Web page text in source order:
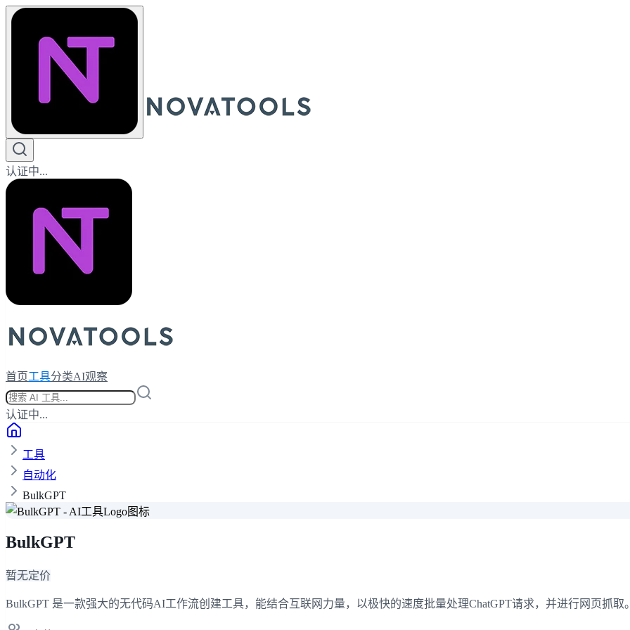
认证中...
首页工具分类AI观察
认证中...
工具
自动化
BulkGPT
BulkGPT
暂无定价
BulkGPT 是一款强大的无代码AI工作流创建工具，能结合互联网力量，以极快的速度批量处理ChatGPT请求，并进行网页抓取